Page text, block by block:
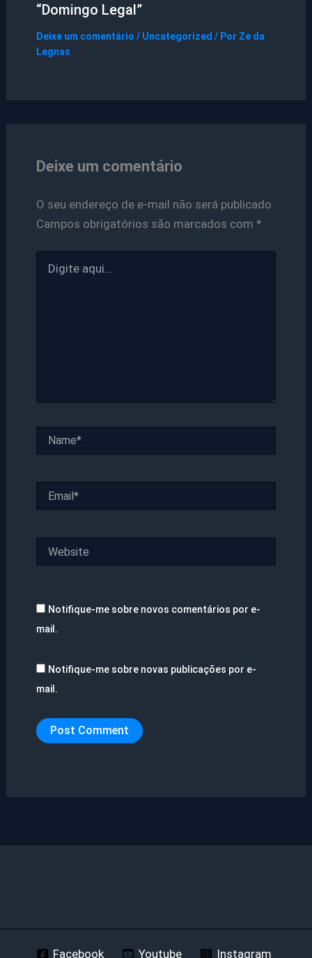
“Domingo Legal”
Deixe um comentário / Uncategorized / Por Ze da
Legnas
Deixe um comentário
O seu endereço de e-mail não será publicado.
Campos obrigatórios são marcados com *
aqui...
Notifique-me sobre novos comentários por e-
mail.
Notifique-me sobre novas publicações por e-
mail.
Facebook Youtube Instagram